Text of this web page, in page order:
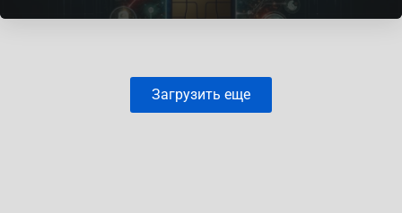
Загрузить еще